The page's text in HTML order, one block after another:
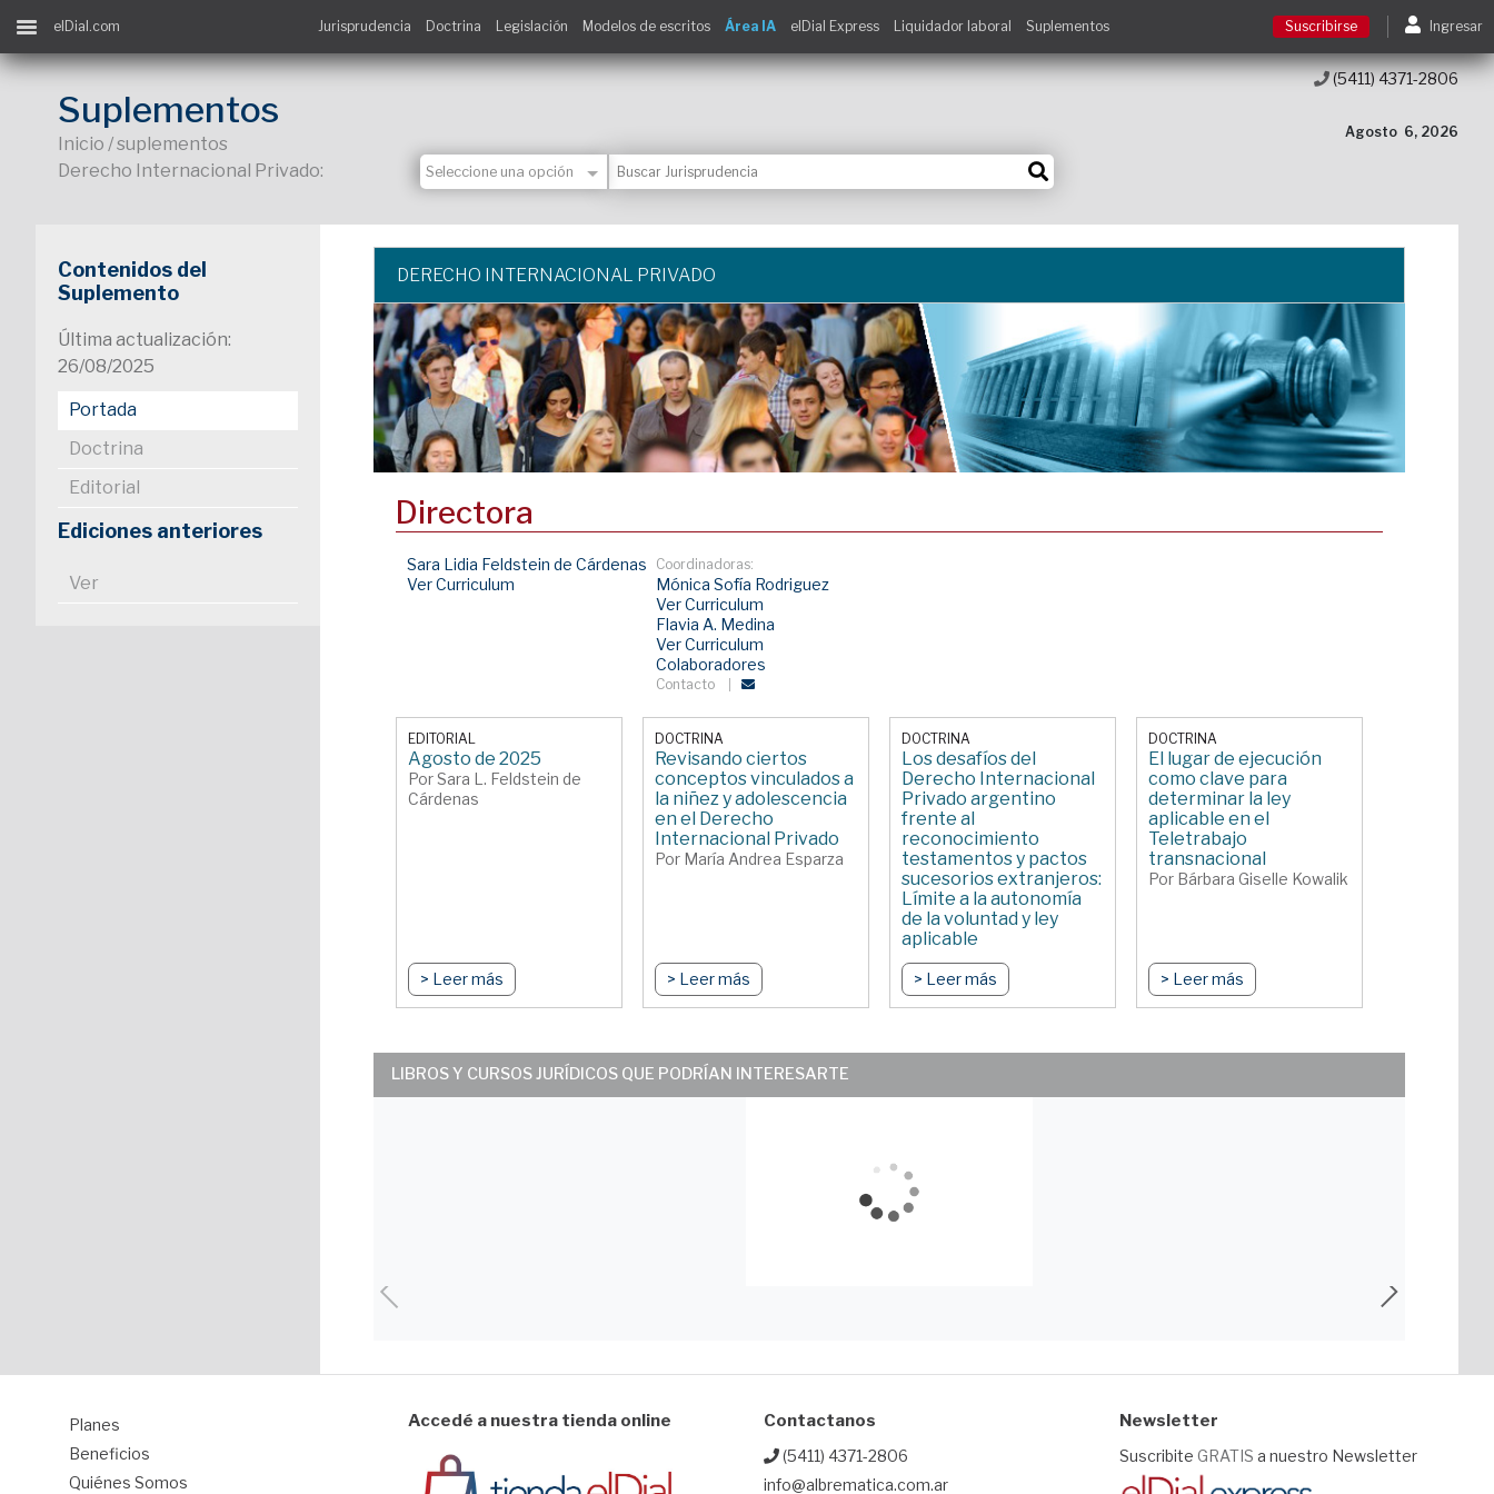
Suscribirse
Contacto
elDial.com Jurisprudencia Doctrina Legislación Modelos de escritos Área IA elDial Express Liquidador laboral Suplementos Suscribirse Ingresar
Suplementos
Inicio / suplementos
Derecho Internacional Privado:
Agosto 6, 2026
(5411) 4371-2806
Contenidos del
Suplemento
Última actualización:
26/08/2025
Portada
Doctrina
Editorial
Ediciones anteriores
Ver
DERECHO INTERNACIONAL PRIVADO
Directora
Sara Lidia Feldstein de Cárdenas
Ver Curriculum
Coordinadoras:
Mónica Sofía Rodriguez
Ver Curriculum
Flavia A. Medina
Ver Curriculum
Colaboradores
Contacto
EDITORIAL
Agosto de 2025
Por Sara L. Feldstein de
Cárdenas
> Leer más
DOCTRINA
Revisando ciertos
conceptos vinculados a
la niñez y adolescencia
en el Derecho
Internacional Privado
Por María Andrea Esparza
> Leer más
DOCTRINA
Los desafíos del
Derecho Internacional
Privado argentino
frente al
reconocimiento
testamentos y pactos
sucesorios extranjeros:
Límite a la autonomía
de la voluntad y ley
aplicable
Por Micaela Belén De
Filippis
> Leer más
DOCTRINA
El lugar de ejecución
como clave para
determinar la ley
aplicable en el
Teletrabajo
transnacional
Por Bárbara Giselle Kowalik
> Leer más
LIBROS Y CURSOS JURÍDICOS QUE PODRÍAN INTERESARTE
Planes
Beneficios
Quiénes Somos
Accedé a nuestra tienda online Contactanos
(5411) 4371-2806
info@albrematica.com.ar
Newsletter
Suscribite GRATIS a nuestro Newsletter